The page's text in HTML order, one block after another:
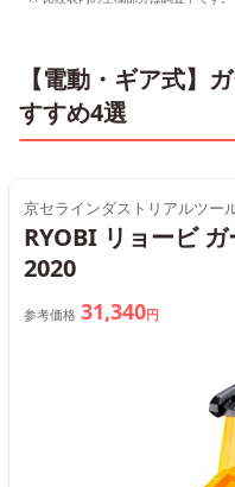
【電動・ギア式】
すすめ4選
京セラインダストリアルツー
RYOBI リョービ
2020
参考価格 31,340円